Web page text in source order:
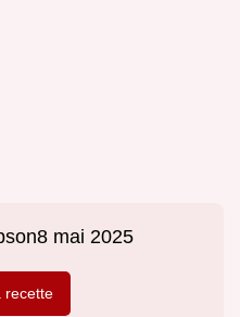
8 mai 2025
recette